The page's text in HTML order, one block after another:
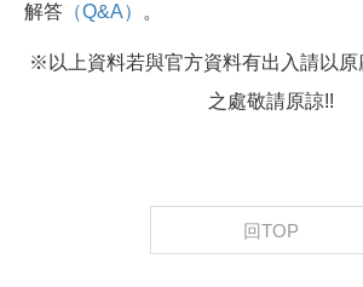
解答 （Q&A） 。
※以上資料若與官方資料有出入請以原
之處敬請原諒!!
回TOP